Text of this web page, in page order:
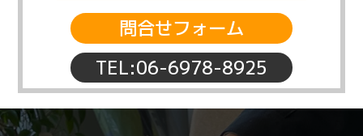
TEL:06-6978-8925
問合せフォーム